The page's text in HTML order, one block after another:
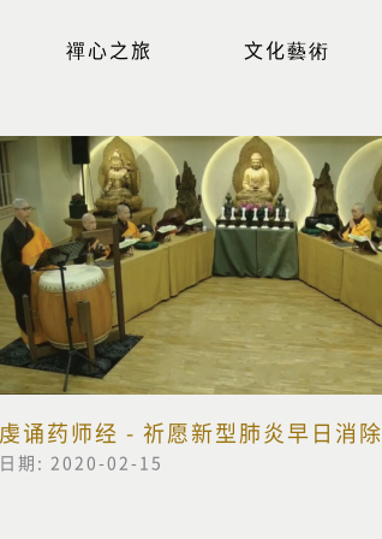
禪心之旅 文化藝術
虔诵药师经 - 祈愿新型肺炎早日消除
日期: 2020-02-15